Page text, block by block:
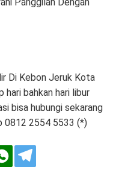
Di Kebon Jeruk Kota
bahkan hari libur
bisa hubungi sekarang
0812 2554 5533 (*)